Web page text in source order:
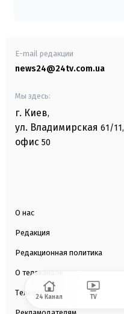
E-mail редакции
news24@24tv.com.ua
Мы здесь:
г. Киев,
ул. Владимирская 61/11,
офис 50
О нас
Редакция
Редакционная политика
О телеканале
Телеведущие
24 Канал TV